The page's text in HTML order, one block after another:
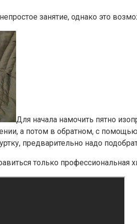
занятие, однако это
Для начала намочить пятно
а потом в обратном, с
предварительно надо
только профессиональная